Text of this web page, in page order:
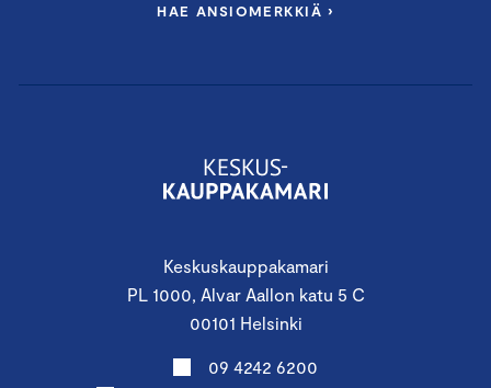
Keskuskauppakamari
PL 1000, Alvar Aallon katu 5 C
00101 Helsinki
09 4242 6200
HAE ANSIOMERKKIÄ ›